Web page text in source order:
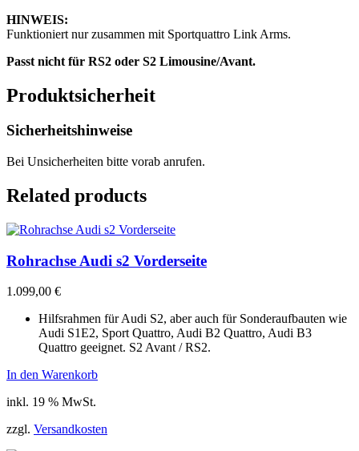
HINWEIS:
Funktioniert nur zusammen mit Sportquattro Link Arms.
Passt nicht für RS2 oder S2 Limousine/Avant.
Produktsicherheit
Sicherheitshinweise
Bei Unsicherheiten bitte vorab anrufen.
Related products
Rohrachse Audi s2 Vorderseite
1.099,00 €
Hilfsrahmen für Audi S2, aber auch für Sonderaufbauten wie
Audi S1E2, Sport Quattro, Audi B2 Quattro, Audi B3
Quattro geeignet. S2 Avant / RS2.
In den Warenkorb
inkl. 19 % MwSt.
zzgl. Versandkosten